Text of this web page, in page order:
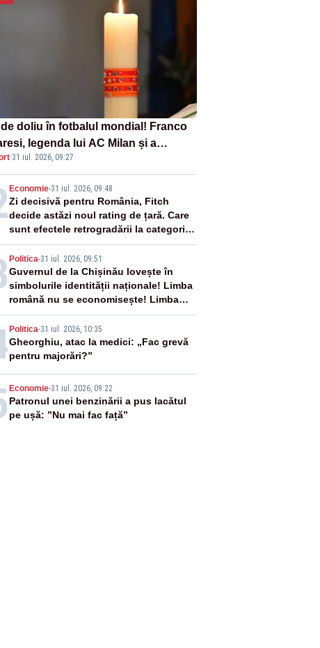
doliu în fotbalul mondial! Franco
legenda lui AC Milan și a
Italiei, a murit
·31 iul. 2026, 09:27
Economie-31 iul. 2026, 09:48
Zi decisivă pentru România, Fitch
decide astăzi noul rating de țară. Care
sunt efectele retrogradării la categoria
„junk”
Politica-31 iul. 2026, 09:51
Guvernul de la Chișinău lovește în
simbolurile identității naționale! Limba
română nu se economisește! Limba
română se sărbătorește!
Politica-31 iul. 2026, 10:35
Gheorghiu, atac la medici: „Fac grevă
pentru majorări?”
Economie-31 iul. 2026, 09:22
Patronul unei benzinării a pus lacătul
pe ușă: ”Nu mai fac față”